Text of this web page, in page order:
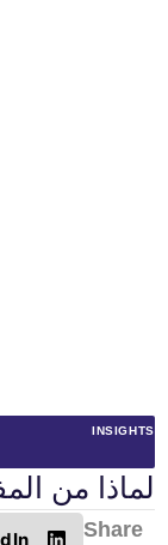
INSIGHTS
لماذا من
Share